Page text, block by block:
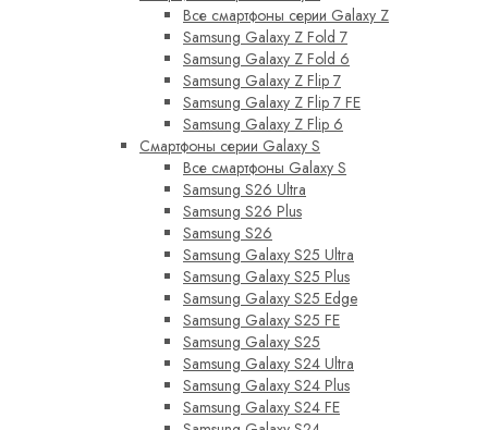
Все смартфоны серии Galaxy Z
Samsung Galaxy Z Fold 7
Samsung Galaxy Z Fold 6
Samsung Galaxy Z Flip 7
Samsung Galaxy Z Flip 7 FE
Samsung Galaxy Z Flip 6
Смартфоны серии Galaxy S
Все смартфоны Galaxy S
Samsung S26 Ultra
Samsung S26 Plus
Samsung S26
Samsung Galaxy S25 Ultra
Samsung Galaxy S25 Plus
Samsung Galaxy S25 Edge
Samsung Galaxy S25 FE
Samsung Galaxy S25
Samsung Galaxy S24 Ultra
Samsung Galaxy S24 Plus
Samsung Galaxy S24 FE